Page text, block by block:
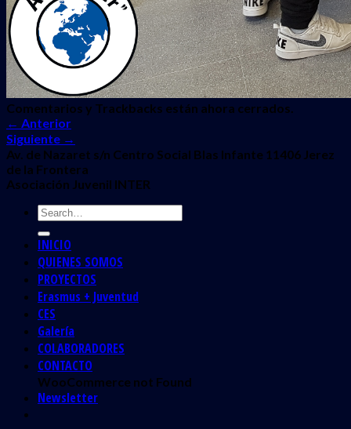
Comentarios y Trackbacks están ahora cerrados.
← Anterior
Siguiente →
Av. de Nazaret s/n Centro Social Blas Infante 11406 Jerez
de la Frontera
Asociación Juvenil INTER
INICIO
QUIENES SOMOS
PROYECTOS
Erasmus + Juventud
CES
Galería
COLABORADORES
CONTACTO
WooCommerce not Found
Newsletter